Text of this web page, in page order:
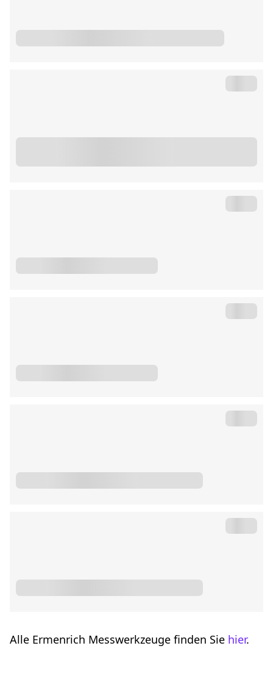
Alle Ermenrich Messwerkzeuge finden Sie hier.